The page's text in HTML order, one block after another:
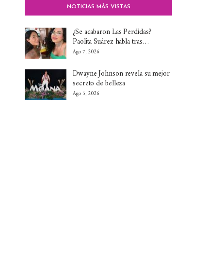
NOTICIAS MÁS VISTAS
¿Se acabaron Las Perdidas?
Paolita Suárez habla tras…
Ago 7, 2026
Dwayne Johnson revela su mejor
secreto de belleza
Ago 5, 2026